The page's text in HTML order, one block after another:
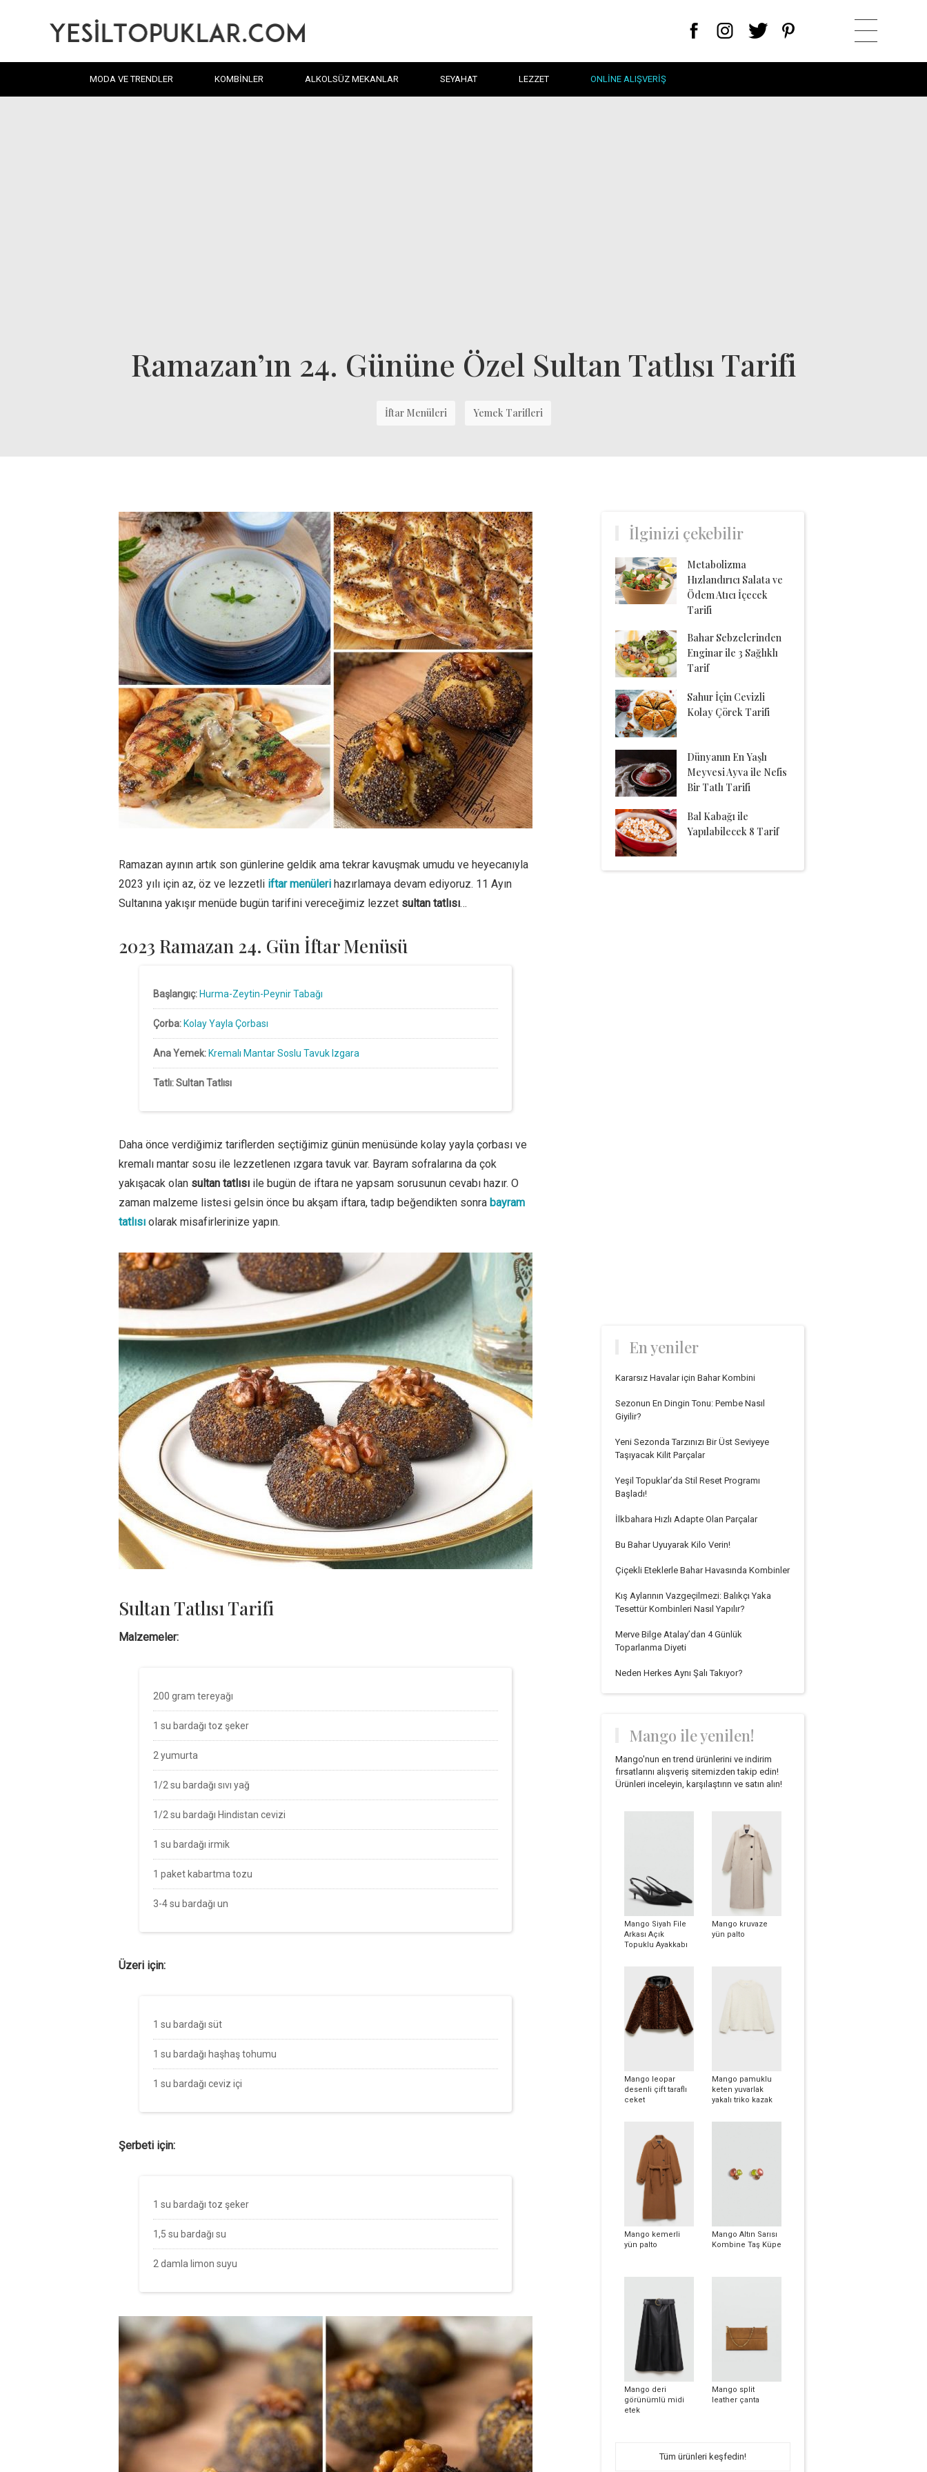
MODA VE TRENDLER KOMBINLER ALKOLSÜZ MEKANLAR SEYAHAT LEZZET ONLINE ALIŞVERIŞ
Ramazan’ın 24. Gününe Özel Sultan Tatlısı Tarifi
İftar Menüleri Yemek Tarifleri
Ramazan ayının artık son günlerine geldik ama tekrar kavuşmak umudu ve heyecanıyla
2023 yılı için az, öz ve lezzetli iftar menüleri hazırlamaya devam ediyoruz. 11 Ayın
Sultanına yakışır menüde bugün tarifini vereceğimiz lezzet sultan tatlısı…
2023 Ramazan 24. Gün İftar Menüsü
Başlangıç: Hurma-Zeytin-Peynir Tabağı
Çorba: Kolay Yayla Çorbası
Ana Yemek: Kremalı Mantar Soslu Tavuk Izgara
Tatlı:Sultan Tatlısı
Daha önce verdiğimiz tariflerden seçtiğimiz günün menüsünde kolay yayla çorbası ve
kremalı mantar sosu ile lezzetlenen ızgara tavuk var. Bayram sofralarına da çok
yakışacak olan sultan tatlısı ile bugün de iftara ne yapsam sorusunun cevabı hazır. O
zaman malzeme listesi gelsin önce bu akşam iftara, tadıp beğendikten sonra bayram
tatlısı olarak misafirlerinize yapın.
Sultan Tatlısı Tarifi
Malzemeler:
200 gram tereyağı
1 su bardağı toz şeker
2 yumurta
1/2 su bardağı sıvı yağ
1/2 su bardağı Hindistan cevizi
1 su bardağı irmik
1 paket kabartma tozu
3-4 su bardağı un
Üzeri için:
1 su bardağı süt
1 su bardağı haşhaş tohumu
1 su bardağı ceviz içi
Şerbeti için:
1 su bardağı toz şeker
1,5 su bardağı su
2 damla limon suyu
İlginizi çekebilir
Metabolizma
Hızlandırıcı Salata ve
Ödem Atıcı İçecek
Tarifi
Bahar Sebzelerinden
Enginar ile 3 Sağlıklı
Tarif
Sahur İçin Cevizli
Kolay Çörek Tarifi
Dünyanın En Yaşlı
Meyvesi Ayva ile Nefis
Bir Tatlı Tarifi
Bal Kabağı ile
Yapılabilecek 8 Tarif
En yeniler
Kararsız Havalar için Bahar Kombini
Sezonun En Dingin Tonu: Pembe Nasıl
Giyilir?
Yeni Sezonda Tarzınızı Bir Üst Seviyeye
Taşıyacak Kilit Parçalar
Yeşil Topuklar’da Stil Reset Programı
Başladı!
İlkbahara Hızlı Adapte Olan Parçalar
Bu Bahar Uyuyarak Kilo Verin!
Çiçekli Eteklerle Bahar Havasında Kombinler
Kış Aylarının Vazgeçilmezi: Balıkçı Yaka
Tesettür Kombinleri Nasıl Yapılır?
Merve Bilge Atalay’dan 4 Günlük
Toparlanma Diyeti
Neden Herkes Aynı Şalı Takıyor?
Mango ile yenilen!
Mango'nun en trend ürünlerini ve indirim
fırsatlarını alışveriş sitemizden takip edin!
Ürünleri inceleyin, karşılaştırın ve satın alın!
Mango Siyah File
Arkası Açık
Topuklu Ayakkabı
Mango kruvaze
yün palto
Mango leopar
desenli çift taraflı
ceket
Mango pamuklu
keten yuvarlak
yakalı triko kazak
Mango kemerli
yün palto
Mango Altın Sarısı
Kombine Taş Küpe
Mango deri
görünümlü midi
etek
Mango split
leather çanta
Tüm ürünleri keşfedin!